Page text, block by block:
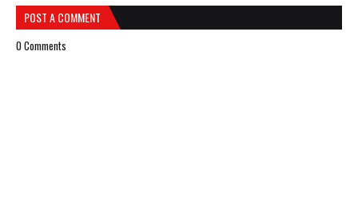
POST A COMMENT
0 Comments